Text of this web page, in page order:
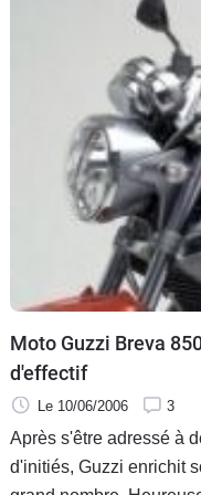
Moto Guzzi Breva
d'effectif
Le 10/06/2006 3
Après s'être adressé à
d'initiés, Guzzi enrichit